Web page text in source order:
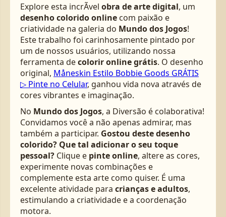
Explore esta incrÃ­vel obra de arte digital, um
desenho colorido online com paixão e
criatividade na galeria do Mundo dos Jogos!
Este trabalho foi carinhosamente pintado por
um de nossos usuários, utilizando nossa
ferramenta decolorir online grátis. O desenho
original, Måneskin Estilo Bobbie Goods GRÁTIS
▷ Pinte no Celular, ganhou vida nova através de
cores vibrantes e imaginação.
No Mundo dos Jogos, a Diversão é colaborativa!
Convidamos você a não apenas admirar, mas
também a participar. Gostou deste desenho
colorido? Que tal adicionar o seu toque
pessoal? Clique e pinte online, altere as cores,
experimente novas combinações e
complemente esta arte como quiser. É uma
excelente atividade para crianças e adultos,
estimulando a criatividade e a coordenação
motora.